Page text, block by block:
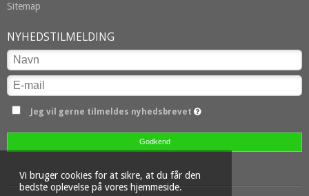
Vi bruger cookies for at sikre, at du får den
bedste oplevelse på vores hjemmeside.
Sitemap
NYHEDSTILMELDING
Jeg vil gerne tilmeldes nyhedsbrevet
Godkend